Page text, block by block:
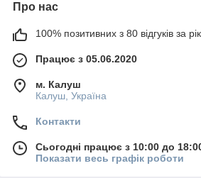
Про нас
100% позитивних з 80 відгуків за рік
Працює з 05.06.2020
м. Калуш
Калуш, Україна
Контакти
Сьогодні працює з 10:00 до
Показати весь графік роботи